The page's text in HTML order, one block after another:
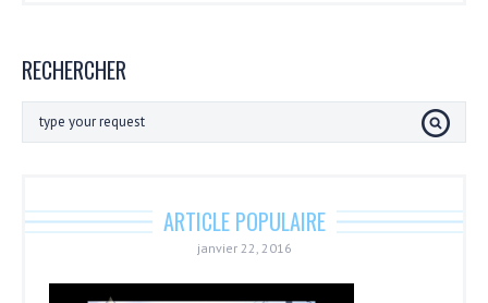
RECHERCHER
ARTICLE POPULAIRE
janvier 22, 2016